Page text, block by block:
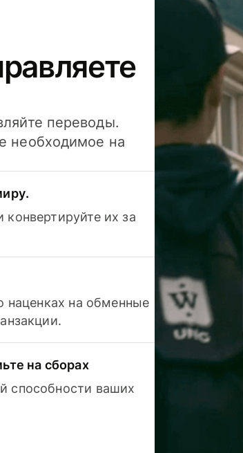
переводы.
необходимое на
их за
наценках на обменные
на сборах
способности ваших